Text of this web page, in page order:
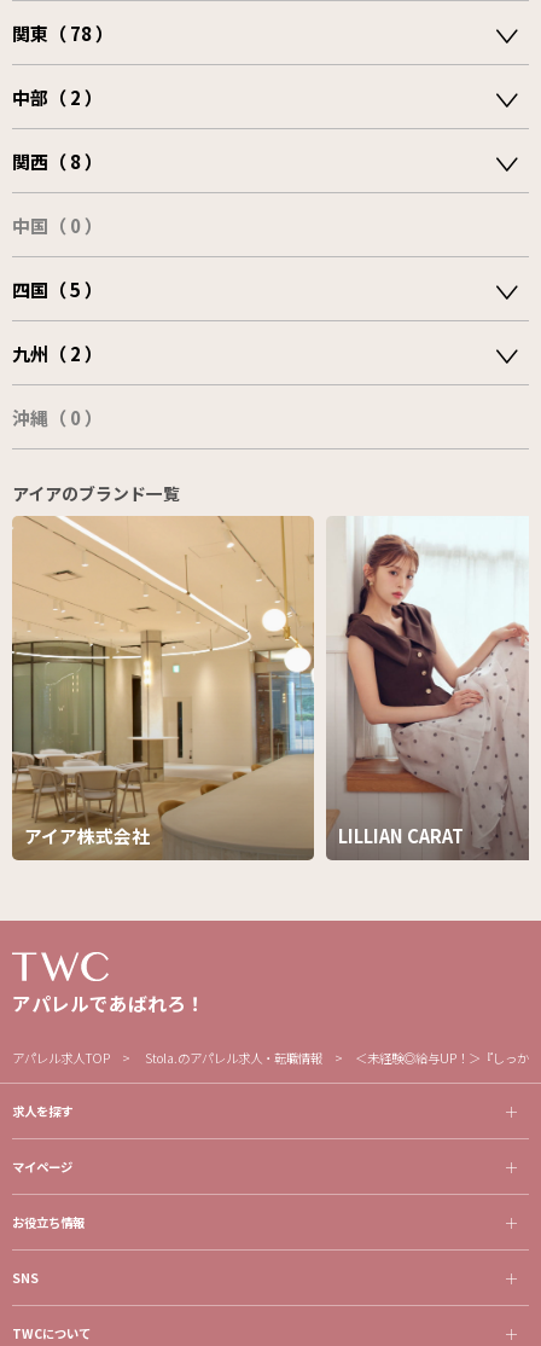
関東（ 78 ）
中部（ 2 ）
関西（ 8 ）
中国（ 0 ）
四国（ 5 ）
九州（ 2 ）
沖縄（ 0 ）
アイアのブランド一覧
アイア株式会社 LILLIAN CARAT
アパレルであばれろ！
アパレル求人TOP Stola.のアパレル求人・転職情報 ＜未経験◎給与UP！＞『しっか
求人を探す
マイページ
お役立ち情報
SNS
TWCについて